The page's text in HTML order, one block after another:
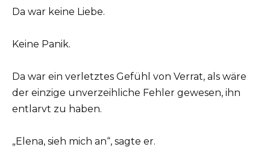
Da war keine Liebe.
Keine Panik.
Da war ein verletztes Gefühl von Verrat, als wäre
der einzige unverzeihliche Fehler gewesen, ihn
entlarvt zu haben.
„Elena, sieh mich an“, sagte er.